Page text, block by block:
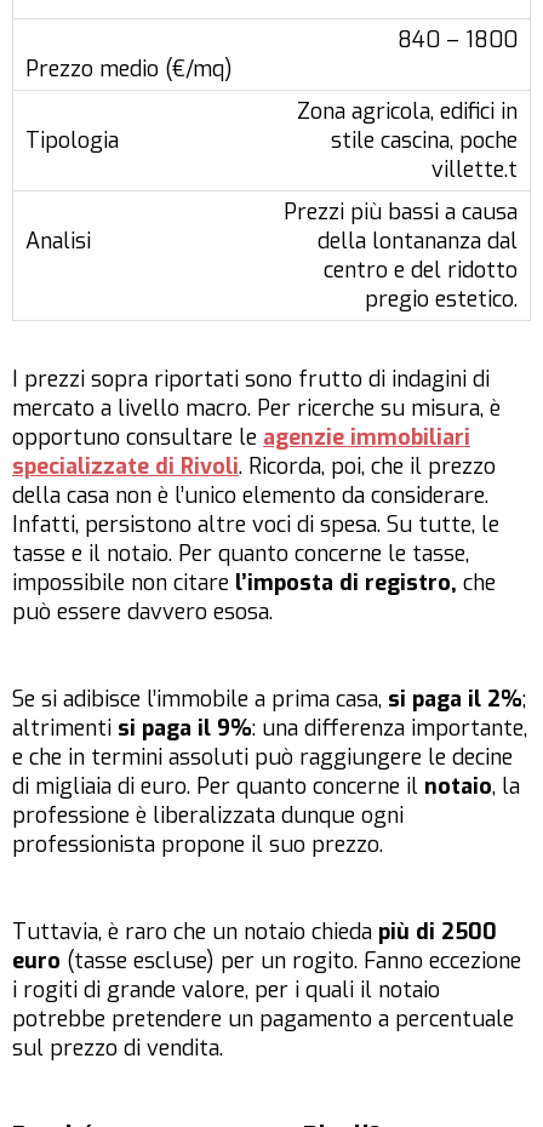
840 – 1800
Zona agricola, edifici in
stile cascina, poche
villette.t
Prezzi più bassi a causa
della lontananza dal
centro e del ridotto
pregio estetico.
I prezzi sopra riportati sono frutto di indagini di
mercato a livello macro. Per ricerche su misura, è
opportuno consultare le agenzie immobiliari
specializzate di Rivoli. Ricorda, poi, che il prezzo
della casa non è l’unico elemento da considerare.
Infatti, persistono altre voci di spesa. Su tutte, le
tasse e il notaio. Per quanto concerne le tasse,
impossibile non citare l’imposta di registro, che
può essere davvero esosa.
Se si adibisce l’immobile a prima casa, si paga il 2%;
altrimenti si paga il 9%: una differenza importante,
e che in termini assoluti può raggiungere le decine
di migliaia di euro. Per quanto concerne il notaio, la
professione è liberalizzata dunque ogni
professionista propone il suo prezzo.
Tuttavia, è raro che un notaio chieda più di 2500
euro (tasse escluse) per un rogito. Fanno eccezione
i rogiti di grande valore, per i quali il notaio
potrebbe pretendere un pagamento a percentuale
sul prezzo di vendita.